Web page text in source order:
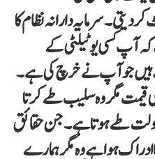
بجائے 300یونٹ کردیتی۔ سرمایہ دارانہ نظام کا
آپ کسی یوٹیلٹی کے
ہیں جو آپ نے خرچ کی ہے۔
مگر وہ سلیب طے کرتا
طے ہوتا ہے۔ جن حقائق
ادراک ہوا ہے وہ مگر ہمارے